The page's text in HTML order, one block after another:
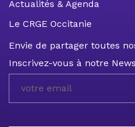
Actualités & Agenda
Le CRGE Occitanie
Envie de partager toutes
Inscrivez-vous à notre